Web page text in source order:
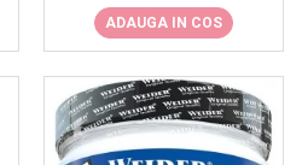
ADAUGA IN COS